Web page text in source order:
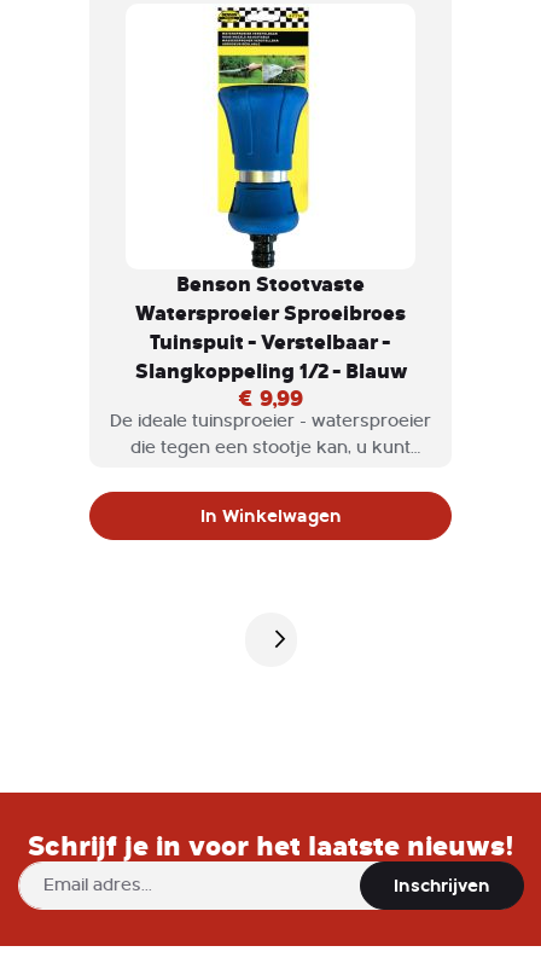
Benson Stootvaste
Watersproeier Sproeibroes
Tuinspuit - Verstelbaar -
Slangkoppeling 1/2 - Blauw
€ 9,99
De ideale tuinsproeier - watersproeier
die tegen een stootje kan, u kunt
elkaar valt. Deze Watersproeier is het
te draaien, van nevel tot een gerichte
In Winkelwagen
Schrijf je in voor het laatste nieuws!
Abonneer
u
onze
Inschrijven